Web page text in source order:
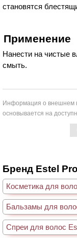
становятся
Применение
Нанести на чистые
смыть.
Информация о внешнем
основывается на
Бренд Estel
Косметика для
Бальзамы для
Спреи для волос